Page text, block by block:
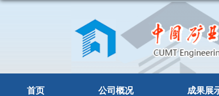
首页 公司概况 成果展